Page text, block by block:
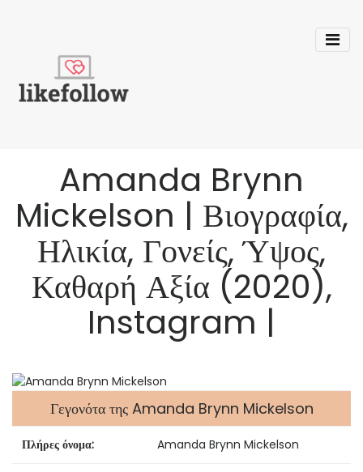
Amanda Brynn
Mickelson | Βιογραφία,
Ηλικία, Γονείς, Ύψος,
Καθαρή Αξία (2020),
Instagram |
Γεγονότα της Amanda Brynn Mickelson
Πλήρες όνομα: Amanda Brynn Mickelson